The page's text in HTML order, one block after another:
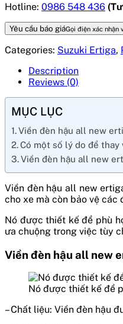
Hotline: 0986 548 436
Yêu cầu báo giáGọi điện xác nhận
Categories: Suzuki Ertiga,
Description
Reviews (0)
MỤC LỤC
Viền đèn hậu all new
Có một số lý do để thay
Viền đèn hậu all new
Viền đèn hậu all new
cho xe mà còn bảo vệ các
Nó được thiết kế để phù
ưa chuộng trong việc tùy
Viền đèn hậu all new
Nó được thiết kế để
– Chất liệu: Viền đèn hậu